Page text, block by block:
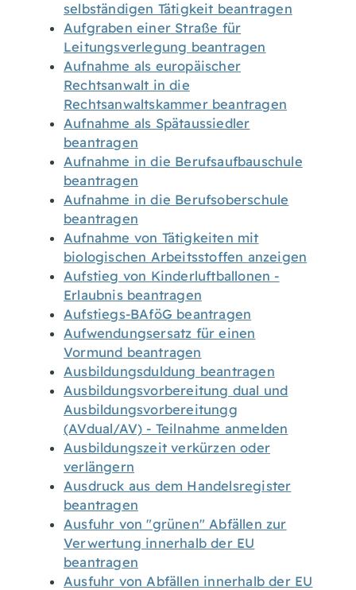
selbständigen Tätigkeit beantragen
Aufgraben einer Straße für
Leitungsverlegung beantragen
Aufnahme als europäischer
Rechtsanwalt in die
Rechtsanwaltskammer beantragen
Aufnahme als Spätaussiedler
beantragen
Aufnahme in die Berufsaufbauschule
beantragen
Aufnahme in die Berufsoberschule
beantragen
Aufnahme von Tätigkeiten mit
biologischen Arbeitsstoffen anzeigen
Aufstieg von Kinderluftballonen -
Erlaubnis beantragen
Aufstiegs-BAföG beantragen
Aufwendungsersatz für einen
Vormund beantragen
Ausbildungsduldung beantragen
Ausbildungsvorbereitung dual und
Ausbildungsvorbereitungg
(AVdual/AV) - Teilnahme anmelden
Ausbildungszeit verkürzen oder
verlängern
Ausdruck aus dem Handelsregister
beantragen
Ausfuhr von "grünen" Abfällen zur
Verwertung innerhalb der EU
beantragen
Ausfuhr von Abfällen innerhalb der EU